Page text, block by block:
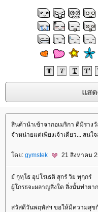
สินค้านำเข้าจากอเมริกา ดีมีราง
จำหน่ายแต่เพียงเจ้าเดียว... สนใ
ดย: gymstek 21 สิงหาคม
ํ กุทฺโธ อุปโรเธติ สุกรํ วิย ทุกฺกรํ
ผู้โกรธจะผลาญสิ่งใด สิ่งนั้นทำย
สวัสดีวันพฤหัสฯ ขอให้มีความสุข